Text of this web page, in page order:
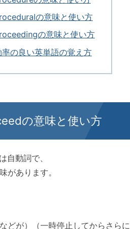
の意味と使い方
の意味と使い方
率の良い英単語の覚え方
の意味と使い方
自動詞で、
があります。
どが）（一時停止してからさら